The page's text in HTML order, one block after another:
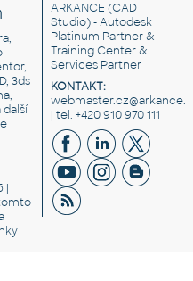
3ds
další
|
ARKANCE (CAD
Studio) - Autodesk
Platinum Partner &
Training Center &
Services Partner
KONTAKT:
| tel. +420 910 970 111